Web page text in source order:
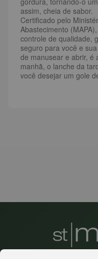
assim, cheia de sabor.
Certificado pelo
Abastecimento
controle de qualidade,
seguro para você e
de manusear e abrir, é
manhã, o lanche da
você desejar um gole